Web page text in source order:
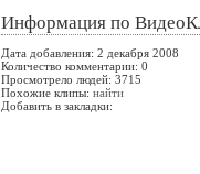
Информация по
Дата добавления: 2 декабря 2008
Количество комментарии: 0
Просмотрело людей: 3715
Похожие клипы: найти
Добавить в закладки: